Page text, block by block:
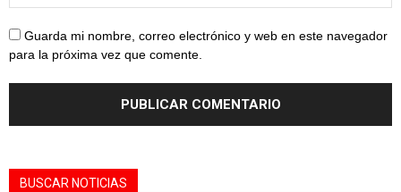
Guarda mi nombre, correo electrónico y web en este navegador
para la próxima vez que comente.
BUSCAR NOTICIAS